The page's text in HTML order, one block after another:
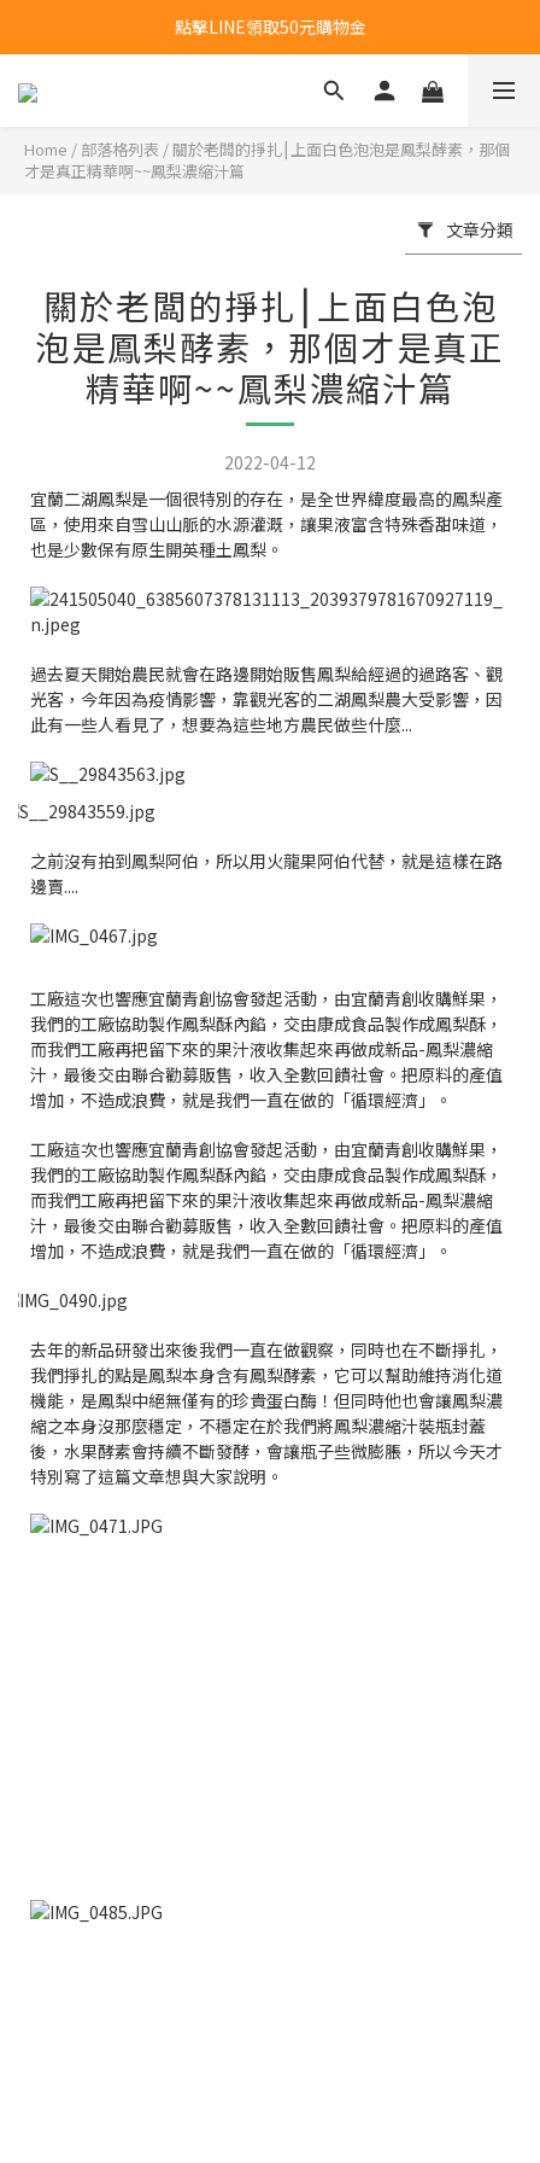
新會員首購福利：超取免運費乙次
點擊LINE領取50元購物金
新會員首購福利：超取免運費乙次
Home / 部落格列表 / 關於老闆的掙扎⎮上面白色泡泡是鳳梨酵素，那個
才是真正精華啊~~鳳梨濃縮汁篇
文章分類
關於老闆的掙扎⎮上面白色泡
泡是鳳梨酵素，那個才是真正
精華啊~~鳳梨濃縮汁篇
2022-04-12
宜蘭二湖鳳梨是一個很特別的存在，是全世界緯度最高的鳳梨產
區，使用來自雪山山脈的水源灌溉，讓果液富含特殊香甜味道，
也是少數保有原生開英種土鳳梨。
過去夏天開始農民就會在路邊開始販售鳳梨給經過的過路客、觀
光客，今年因為疫情影響，靠觀光客的二湖鳳梨農大受影響，因
此有一些人看見了，想要為這些地方農民做些什麼...
之前沒有拍到鳳梨阿伯，所以用火龍果阿伯代替，就是這樣在路
邊賣....
工廠這次也響應宜蘭青創協會發起活動，由宜蘭青創收購鮮果，
我們的工廠協助製作鳳梨酥內餡，交由康成食品製作成鳳梨酥，
而我們工廠再把留下來的果汁液收集起來再做成新品-鳳梨濃縮
汁，最後交由聯合勸募販售，收入全數回饋社會。把原料的產值
增加，不造成浪費，就是我們一直在做的「循環經濟」。
工廠這次也響應宜蘭青創協會發起活動，由宜蘭青創收購鮮果，
我們的工廠協助製作鳳梨酥內餡，交由康成食品製作成鳳梨酥，
而我們工廠再把留下來的果汁液收集起來再做成新品-鳳梨濃縮
汁，最後交由聯合勸募販售，收入全數回饋社會。把原料的產值
增加，不造成浪費，就是我們一直在做的「循環經濟」。
去年的新品研發出來後我們一直在做觀察，同時也在不斷掙扎，
我們掙扎的點是鳳梨本身含有鳳梨酵素，它可以幫助維持消化道
機能，是鳳梨中絕無僅有的珍貴蛋白酶！但同時他也會讓鳳梨濃
縮之本身沒那麼穩定，不穩定在於我們將鳳梨濃縮汁裝瓶封蓋
後，水果酵素會持續不斷發酵，會讓瓶子些微膨脹，所以今天才
特別寫了這篇文章想與大家說明。